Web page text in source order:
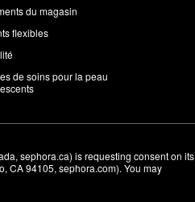
du magasin
flexibles
de soins pour la peau
sephora.ca) is requesting consent on its
CA 94105, sephora.com). You may